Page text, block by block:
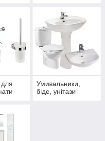
Умивальники,
біде, унітази